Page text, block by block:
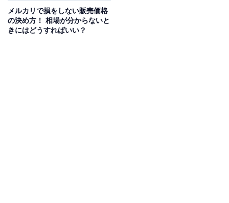
注意点としては、この時点ではしっかり梱包しないこと
です。出品後に質問が来たら、商品を見て確認する可能
性もあるからです。商品が売れるまでは、汚れを防ぐた
メルカリで損をしない販売価格
の決め方！ 相場が分からないと
きにはどうすればいい？